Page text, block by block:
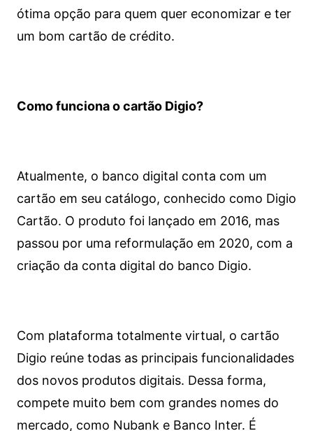
ótima opção para quem quer economizar e ter
um bom cartão de crédito.
Como funciona o cartão Digio?
Atualmente, o banco digital conta com um
cartão em seu catálogo, conhecido como Digio
Cartão. O produto foi lançado em 2016, mas
passou por uma reformulação em 2020, com a
criação da conta digital do banco Digio.
Com plataforma totalmente virtual, o cartão
Digio reúne todas as principais funcionalidades
dos novos produtos digitais. Dessa forma,
compete muito bem com grandes nomes do
mercado, como Nubank e Banco Inter. É